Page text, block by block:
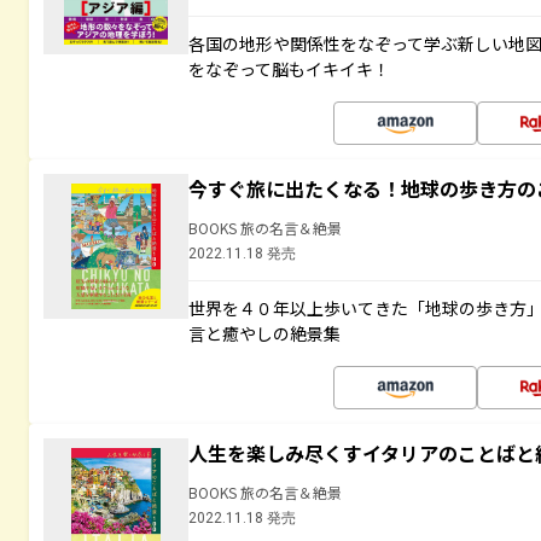
各国の地形や関係性をなぞって学ぶ新しい地
をなぞって脳もイキイキ！
今すぐ旅に出たくなる！地球の歩き方
BOOKS 旅の名言＆絶景
2022.11.18 発売
世界を４０年以上歩いてきた「地球の歩き方
言と癒やしの絶景集
人生を楽しみ尽くすイタリアのことば
BOOKS 旅の名言＆絶景
2022.11.18 発売